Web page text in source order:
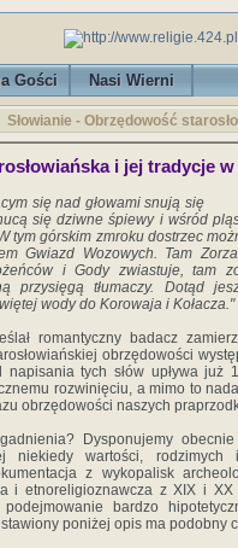
Gości Nasi Wierni
Słowianie - Obrzędowość
i jej tradycje
się nad głowami snu­ją się
się dziwne śpiewy i wśród
tym górskim zmroku dostrzec
Gwiazd Wozowych. Tam
i Go­dy zwiastuje, tam
przysięgą tłumaczy. Dotąd
wody do Korowaja i Kołacza."
romantyczny badacz
obrzędowości
napisania tych słów upływa
rozwinięciu, a mimo to
obrzędowości naszych
Dysponujemy
niekie­dy wartości, rodzimych
z wykopalisk
i etnoreligioznawcza z XIX i XX
bardzo
poniżej opis ma podobny